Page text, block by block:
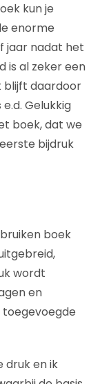
kun je
enorme
jaar nadat het
is al zeker een
blijft daardoor
Gelukkig
boek, dat we
bijdruk
boek
wordt
en
druk en ik